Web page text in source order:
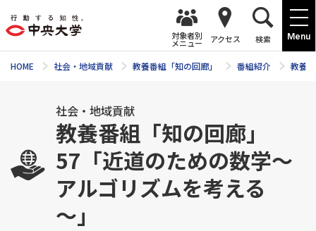
Menu
対象者別
メニュー アクセス 検索
HOME 社会・地域貢献 教養番組「知の回廊」 番組紹介 教養
社会・地域貢献
教養番組「知の回廊」
57「近道のための数学～
アルゴリズムを考える
～」